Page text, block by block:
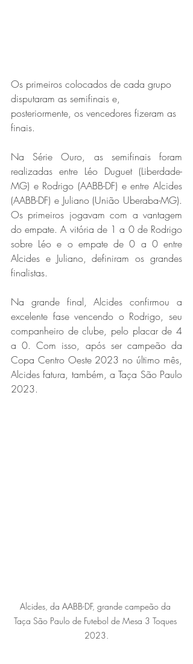
Os primeiros colocados de cada grupo
disputaram as semifinais e,
posteriormente, os vencedores fizeram as
finais.
Na Série Ouro, as semifinais foram
realizadas entre Léo Duguet (Liberdade-
MG) e Rodrigo (AABB-DF) e entre Alcides
(AABB-DF) e Juliano (União Uberaba-MG).
Os primeiros jogavam com a vantagem
do empate. A vitória de 1 a 0 de Rodrigo
sobre Léo e o empate de 0 a 0 entre
Alcides e Juliano, definiram os grandes
finalistas.
Na grande final, Alcides confirmou a
excelente fase vencendo o Rodrigo, seu
companheiro de clube, pelo placar de 4
a 0. Com isso, após ser campeão da
Copa Centro Oeste 2023 no último mês,
Alcides fatura, também, a Taça São Paulo
2023.
Alcides, da AABB-DF, grande campeão da
Taça São Paulo de Futebol de Mesa 3 Toques
2023.